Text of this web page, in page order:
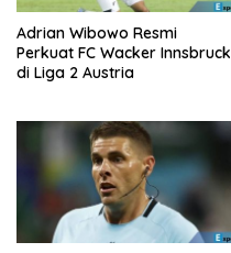
Adrian Wibowo Resmi
Perkuat FC Wacker Innsbruck
di Liga 2 Austria